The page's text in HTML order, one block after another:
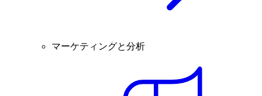
マーケティングと分析